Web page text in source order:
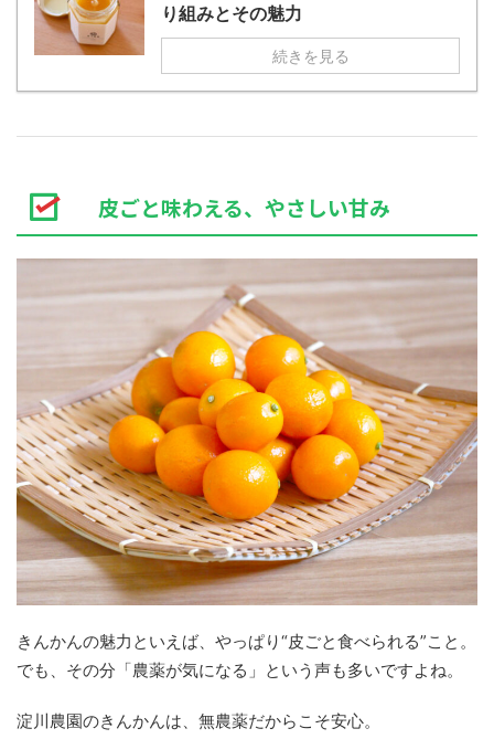
り組みとその魅力
続きを見る
皮ごと味わえる、やさしい甘み
きんかんの魅力といえば、やっぱり“皮ごと食べられる”こと。
でも、その分「農薬が気になる」という声も多いですよね。
淀川農園のきんかんは、無農薬だからこそ安心。